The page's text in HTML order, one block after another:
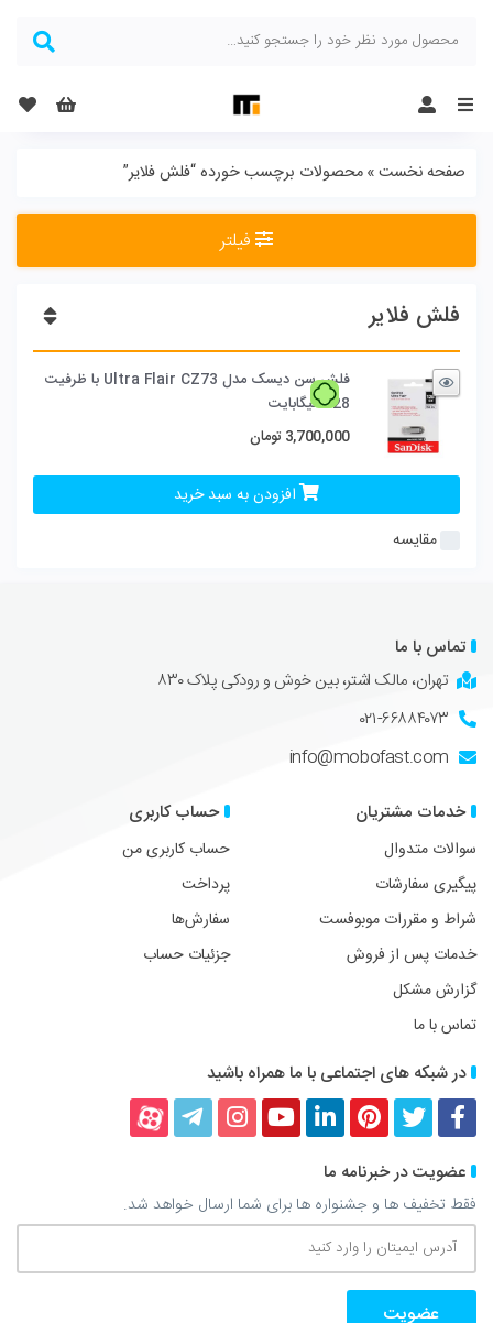
Menu
صفحه نخست»محصولات برچسب خورده “فلش فلایر”
فیلتر
فلش فلایر
فلش سن دیسک مدل Ultra Flair CZ73 با ظرفیت
128 گیگابایت
3,700,000 تومان
افزودن به سبد خرید
مقایسه
تماس با ما
تهران، مالک اشتر، بین خوش و رودکی پلاک ۸۳۰
۰۲۱-۶۶۸۸۴۰۷۳
info@mobofast.com
خدمات مشتریان
سوالات متدوال
پیگیری سفارشات
شراط و مقررات موبوفست
خدمات پس از فروش
گزارش مشکل
تماس با ما
حساب کاربری
حساب کاربری من
پرداخت
سفارش‌ها
جزئیات حساب
در شبکه های اجتماعی با ما همراه باشید
فیسبوکتوییترپینترستلینکداینیوتیوباینستاگرام
تلگرام آپارات
عضویت در خبرنامه ما
فقط تخفیف ها و جشنواره ها برای شما ارسال خواهد شد.
آدرس
ایمیتان
را